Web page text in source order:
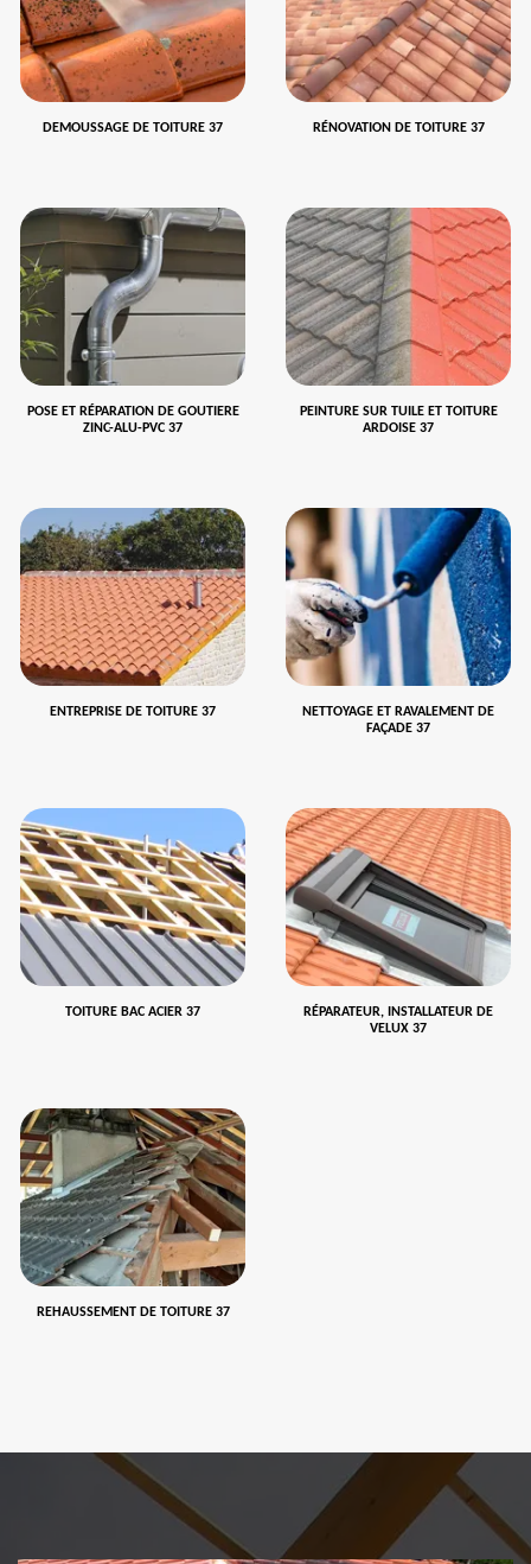
DEMOUSSAGE DE TOITURE 37 RÉNOVATION DE TOITURE 37
POSE ET RÉPARATION DE GOUTIERE
ZINC-ALU-PVC 37
PEINTURE SUR TUILE ET TOITURE
ARDOISE 37
ENTREPRISE DE TOITURE 37
NETTOYAGE ET RAVALEMENT DE
FAÇADE 37
TOITURE BAC ACIER 37
RÉPARATEUR, INSTALLATEUR DE
VELUX 37
REHAUSSEMENT DE TOITURE 37